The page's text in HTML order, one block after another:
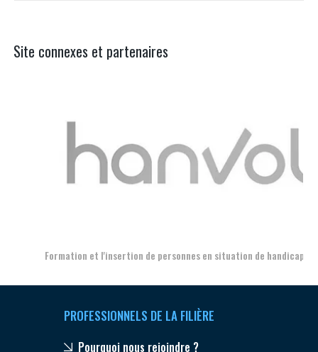
Site connexes et partenaires
Formation et l'insertion de personnes en situation de handicap
PROFESSIONNELS DE LA FILIÈRE
Pourquoi nous rejoindre ?